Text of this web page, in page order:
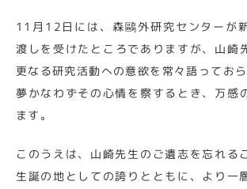
11月12日には、森鷗外研究センターが
渡しを受けたところでありますが、山崎
更なる研究活動への意欲を常々語っておら
夢かなわずその心情を察するとき、万感
ます。
このうえは、山崎先生のご遺志を忘れる
生誕の地としての誇りとともに、より一